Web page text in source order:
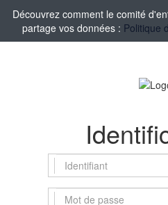
Découvrez comment le comité
partage vos données : Politique